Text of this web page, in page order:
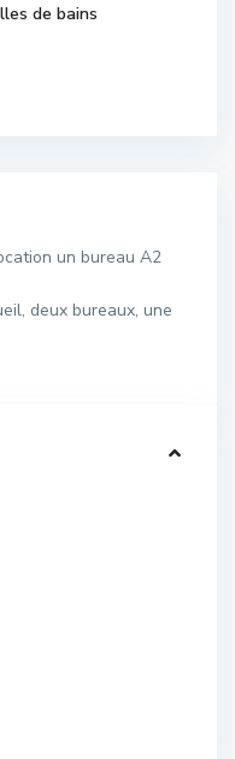
de bains
un bureau A2
deux bureaux, une